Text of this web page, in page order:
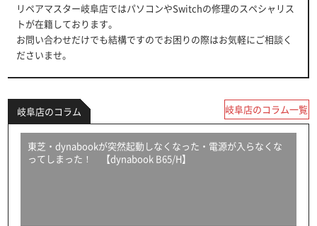
リペアマスター岐阜店ではパソコンやSwitchの修理のスペシャリス
トが在籍しております。
お問い合わせだけでも結構ですのでお困りの際はお気軽にご相談く
ださいませ。
岐阜店のコラム 岐阜店のコラム一覧
東芝・dynabookが突然起動しなくなった・電源が入らなくな
ってしまった！ 【dynabook B65/H】